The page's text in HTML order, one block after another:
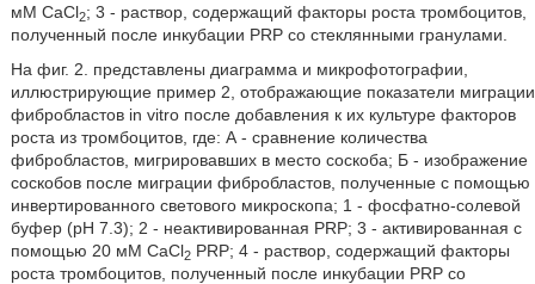
мМ CaCl2; 3 - раствор, содержащий факторы роста тромбоцитов,
полученный после инкубации PRP со стеклянными гранулами.
На фиг. 2. представлены диаграмма и микрофотографии,
иллюстрирующие пример 2, отображающие показатели миграции
фибробластов in vitro после добавления к их культуре факторов
роста из тромбоцитов, где: А - сравнение количества
фибробластов, мигрировавших в место соскоба; Б - изображение
соскобов после миграции фибробластов, полученные с помощью
инвертированного светового микроскопа; 1 - фосфатно-солевой
буфер (pH 7.3); 2 - неактивированная PRP; 3 - активированная с
помощью 20 мМ CaCl2PRP; 4 - раствор, содержащий факторы
роста тромбоцитов, полученный после инкубации PRP со